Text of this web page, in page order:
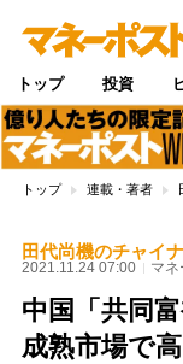
トップ 投資
トップ 連載・著者
田代尚機のチャイ
2021.11.24 07:00 マ
中国「共同
成熟市場で